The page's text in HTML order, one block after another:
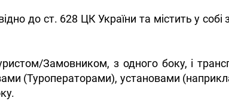
до ст. 628 ЦК України та містить у
Замовником, з одного боку, і
(Туроператорами), установами